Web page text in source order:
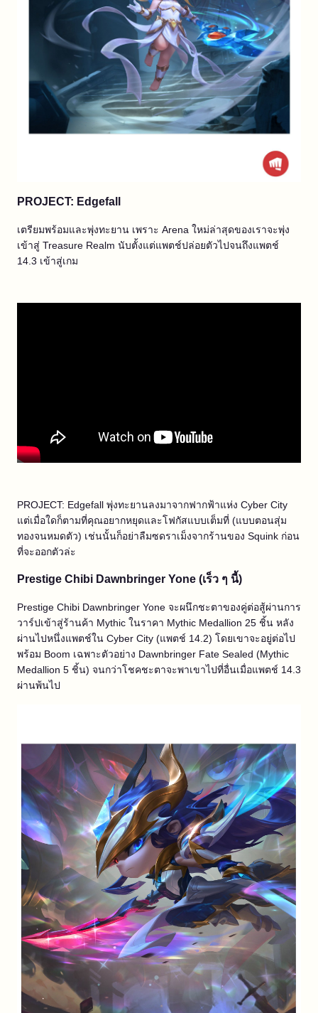
PROJECT: Edgefall
เตรียมพร้อมและพุ่งทะยาน เพราะ Arena ใหม่ล่าสุดของเราจะพุ่ง
เข้าสู่ Treasure Realm นับตั้งแต่แพตช์ปล่อยตัวไปจนถึงแพตช์
14.3 เข้าสู่เกม
PROJECT: Edgefall พุ่งทะยานลงมาจากฟากฟ้าแห่ง Cyber City
แต่เมื่อใดก็ตามที่คุณอยากหยุดและโฟกัสแบบเต็มที่ (แบบตอนสุ่ม
ทองจนหมดตัว) เช่นนั้นก็อย่าลืมซดราเม็งจากร้านของ Squink ก่อน
ที่จะออกตัวล่ะ
Prestige Chibi Dawnbringer Yone (เร็ว ๆ นี้)
Prestige Chibi Dawnbringer Yone จะผนึกชะตาของคู่ต่อสู้ผ่านการ
วาร์ปเข้าสู่ร้านค้า Mythic ในราคา Mythic Medallion 25 ชิ้น หลัง
ผ่านไปหนึ่งแพตช์ใน Cyber City (แพตช์ 14.2) โดยเขาจะอยู่ต่อไป
พร้อม Boom เฉพาะตัวอย่าง Dawnbringer Fate Sealed (Mythic
Medallion 5 ชิ้น) จนกว่าโชคชะตาจะพาเขาไปที่อื่นเมื่อแพตช์ 14.3
ผ่านพ้นไป